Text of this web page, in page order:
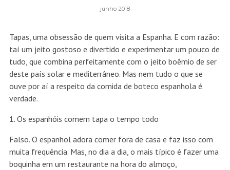
junho 2018
Tapas, uma obsessão de quem visita a Espanha. E com razão:
taí um jeito gostoso e divertido e experimentar um pouco de
tudo, que combina perfeitamente com o jeito boêmio de ser
deste país solar e mediterrâneo. Mas nem tudo o que se
ouve por aí a respeito da comida de boteco espanhola é
verdade.
1. Os espanhóis comem tapa o tempo todo
Falso. O espanhol adora comer fora de casa e faz isso com
muita frequência. Mas, no dia a dia, o mais típico é fazer uma
boquinha em um restaurante na hora do almoço,